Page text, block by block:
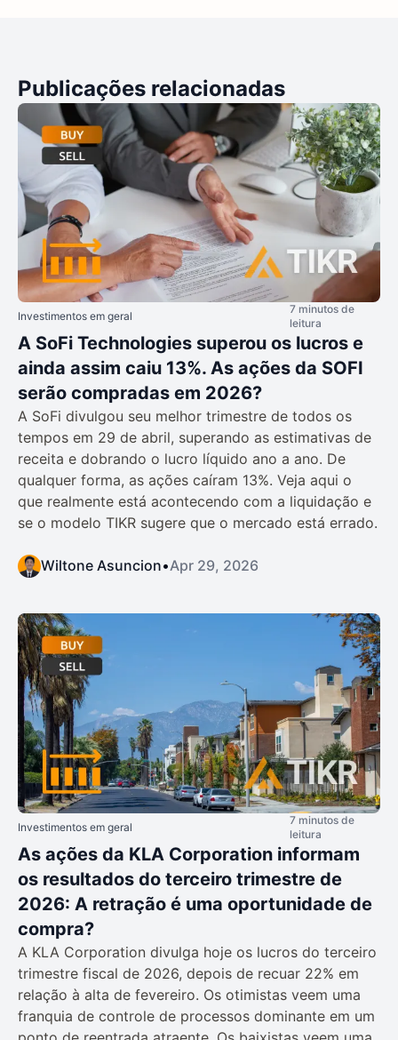
Publicações relacionadas
Investimentos em geral
7 minutos de
leitura
A SoFi Technologies superou os lucros e
ainda assim caiu 13%. As ações da SOFI
serão compradas em 2026?
A SoFi divulgou seu melhor trimestre de todos os
tempos em 29 de abril, superando as estimativas de
receita e dobrando o lucro líquido ano a ano. De
qualquer forma, as ações caíram 13%. Veja aqui o
que realmente está acontecendo com a liquidação e
se o modelo TIKR sugere que o mercado está errado.
Wiltone Asuncion•Apr 29, 2026
Investimentos em geral
7 minutos de
leitura
As ações da KLA Corporation informam
os resultados do terceiro trimestre de
2026: A retração é uma oportunidade de
compra?
A KLA Corporation divulga hoje os lucros do terceiro
trimestre fiscal de 2026, depois de recuar 22% em
relação à alta de fevereiro. Os otimistas veem uma
franquia de controle de processos dominante em um